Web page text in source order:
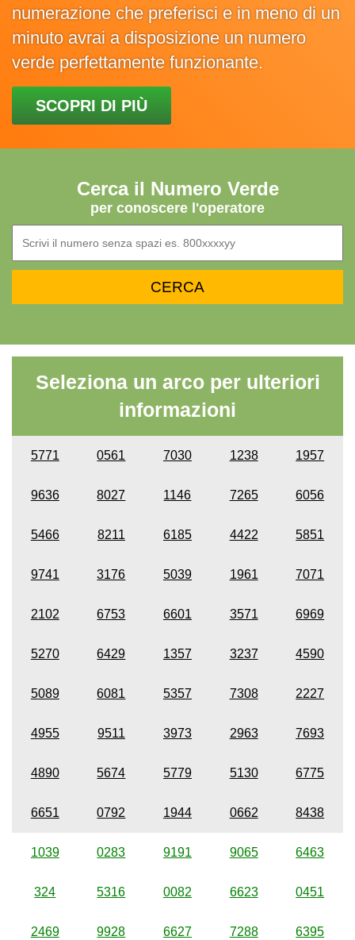
numerazione che preferisci e in meno di un
minuto avrai a disposizione un numero
verde perfettamente funzionante.
SCOPRI DI PIÙ
Cerca il Numero Verde
per conoscere l'operatore
Seleziona un arco per ulteriori
informazioni
5771 0561 7030 1238 1957
9636 8027 1146 7265 6056
5466 8211 6185 4422 5851
9741 3176 5039 1961 7071
2102 6753 6601 3571 6969
5270 6429 1357 3237 4590
5089 6081 5357 7308 2227
4955 9511 3973 2963 7693
4890 5674 5779 5130 6775
6651 0792 1944 0662 8438
1039 0283 9191 9065 6463
324 5316 0082 6623 0451
2469 9928 6627 7288 6395